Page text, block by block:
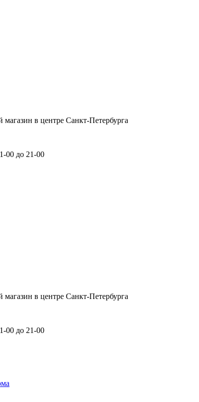
в центре Санкт-Петербурга
00 до 21-00
в центре Санкт-Петербурга
00 до 21-00